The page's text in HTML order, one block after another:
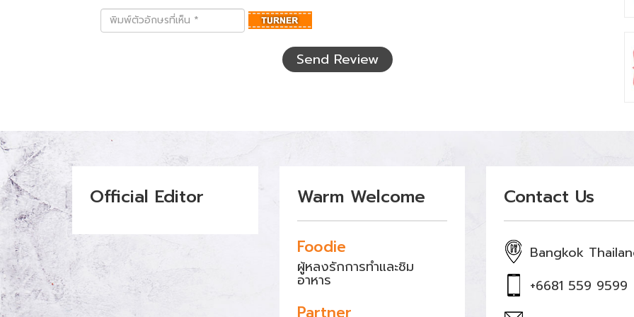
พิมพ์
ตัว
Send Review
Official Editor Warm Welcome
Foodie
ผู้หลงรักการทำและชิม
อาหาร
Contact Us
Bangkok
+6681 559 9599